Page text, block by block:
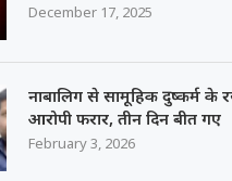
December 17, 2025
नाबालिग से सामूहिक दुष्कर्म के
आरोपी फरार, तीन दिन बीत गए
February 3, 2026